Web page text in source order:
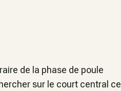
de la phase de poule
sur le court central ce